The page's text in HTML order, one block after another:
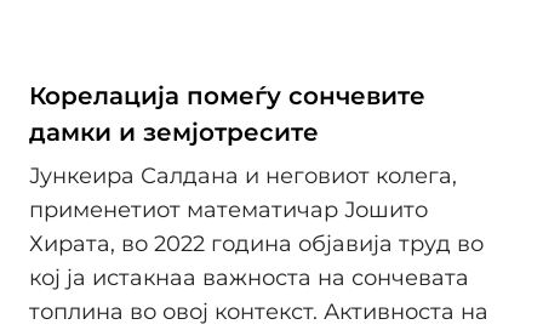
Корелација помеѓу сончевите
дамки и земјотресите
Јункеира Салдана и неговиот колега,
применетиот математичар Јошито
Хирата, во 2022 година објавија труд во
кој ја истакнаа важноста на сончевата
топлина во овој контекст. Активноста на